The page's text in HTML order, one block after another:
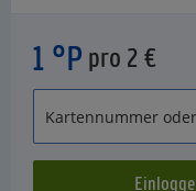
1 °P pro 2 €